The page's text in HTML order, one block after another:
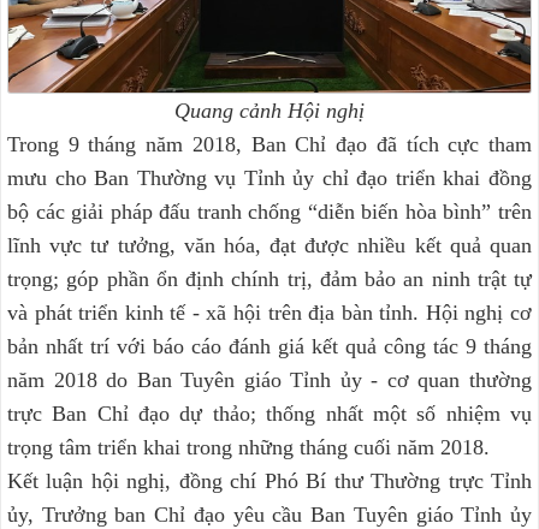
Quang cảnh Hội nghị
Trong 9 tháng năm 2018, Ban Chỉ đạo đã tích cực tham
mưu cho Ban Thường vụ Tỉnh ủy chỉ đạo triển khai đồng
bộ các giải pháp đấu tranh chống “diễn biến hòa bình” trên
lĩnh vực tư tưởng, văn hóa, đạt được nhiều kết quả quan
trọng; góp phần ổn định chính trị, đảm bảo an ninh trật tự
và phát triển kinh tế - xã hội trên địa bàn tỉnh. Hội nghị cơ
bản nhất trí với báo cáo đánh giá kết quả công tác 9 tháng
năm 2018 do Ban Tuyên giáo Tỉnh ủy - cơ quan thường
trực Ban Chỉ đạo dự thảo; thống nhất một số nhiệm vụ
trọng tâm triển khai trong những tháng cuối năm 2018.
Kết luận hội nghị, đồng chí Phó Bí thư Thường trực Tỉnh
ủy, Trưởng ban Chỉ đạo yêu cầu Ban Tuyên giáo Tỉnh ủy